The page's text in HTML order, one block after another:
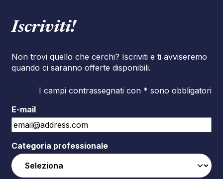
Iscriviti!
Non trovi quello che cerchi? Iscriviti e ti avviseremo
quando ci saranno offerte disponibili.
I campi contrassegnati con * sono obbligatori
E-mail
Categoria professionale